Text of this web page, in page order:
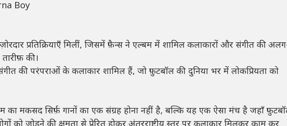
Boy
प्रतिक्रियाएँ मिलीं, जिसमें फ़ैन्स ने एल्बम में शामिल कलाकारों और संगीत की
की।
की परंपराओं के कलाकार शामिल हैं, जो फ़ुटबॉल की दुनिया भर में लोकप्रियता को
मकसद सिर्फ़ गानों का एक संग्रह होना नहीं है, बल्कि यह एक ऐसा मंच है जहाँ